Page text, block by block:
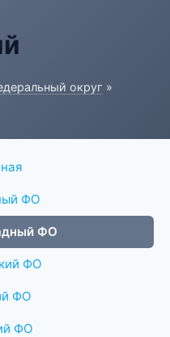
округ »
ФО
ФО
ФО
ФО
ФО